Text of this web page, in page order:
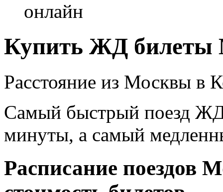
онлайн
Купить ЖД билеты
Расстояние из Москвы в
Самый быстрый поезд ЖД
минуты, а самый
Расписание поездов